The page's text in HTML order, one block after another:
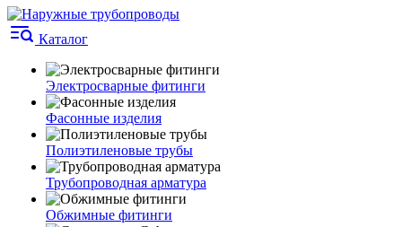
Каталог
Электросварные фитинги
Фасонные изделия
Полиэтиленовые трубы
Трубопроводная арматура
Обжимные фитинги